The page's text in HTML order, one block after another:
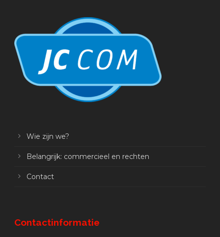
Wie zijn we?
Belangrijk: commercieel en rechten
Contact
Contactinformatie